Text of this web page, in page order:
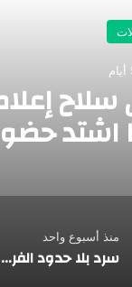
منذ أسبوع واحد
سرد بلا حدود الفرسان الثلاثة بلا خيول